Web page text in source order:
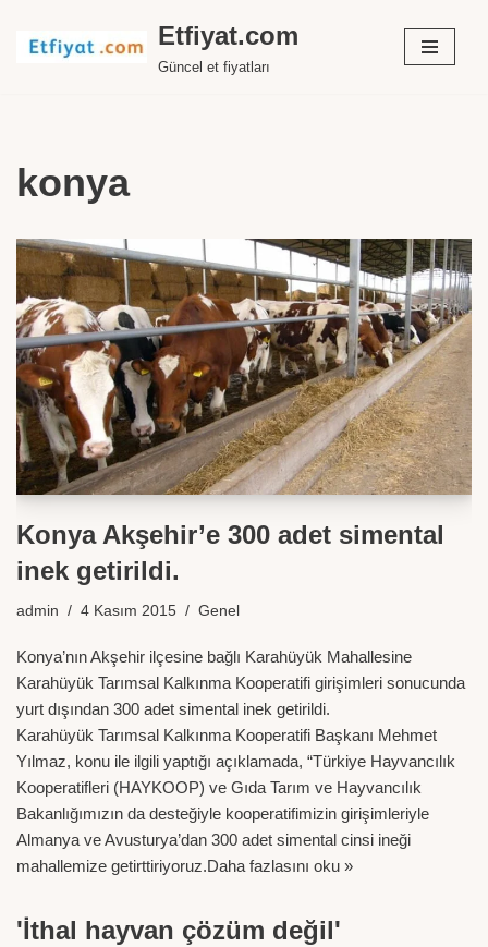
İçeriğe
Etfiyat.com
Güncel et fiyatları
konya
Konya Akşehir’e 300 adet simental
inek getirildi.
admin 4 Kasım 2015 Genel
Konya’nın Akşehir ilçesine bağlı Karahüyük Mahallesine
Karahüyük Tarımsal Kalkınma Kooperatifi girişimleri sonucunda
yurt dışından 300 adet simental inek getirildi.
Karahüyük Tarımsal Kalkınma Kooperatifi Başkanı Mehmet
Yılmaz, konu ile ilgili yaptığı açıklamada, “Türkiye Hayvancılık
Kooperatifleri (HAYKOOP) ve Gıda Tarım ve Hayvancılık
Bakanlığımızın da desteğiyle kooperatifimizin girişimleriyle
Almanya ve Avusturya’dan 300 adet simental cinsi ineği
mahallemize getirttiriyoruz.Daha fazlasını oku »
'İthal hayvan çözüm değil'